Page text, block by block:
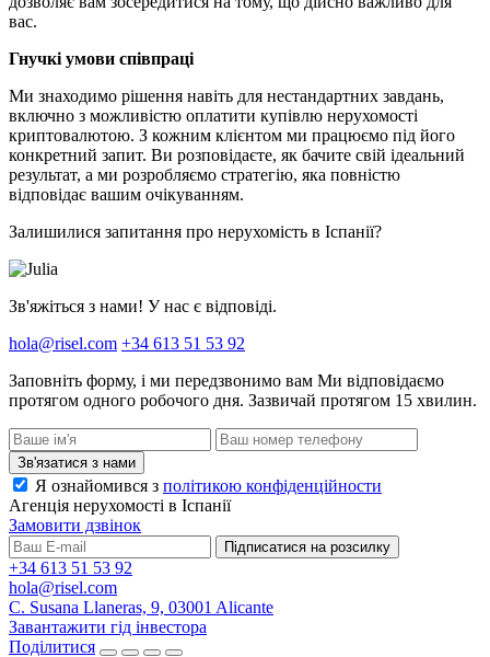
вас.
Гнучкі умови співпраці
Ми знаходимо рішення навіть для нестандартних завдань,
включно з можливістю оплатити купівлю нерухомості
криптовалютою. З кожним клієнтом ми працюємо під його
конкретний запит. Ви розповідаєте, як бачите свій ідеальний
результат, а ми розробляємо стратегію, яка повністю
відповідає вашим очікуванням.
Залишилися запитання про нерухомість в Іспанії?
Зв'яжіться з нами! У нас є відповіді.
hola@risel.com +34 613 51 53 92
Заповніть форму, і ми передзвонимо вам Ми відповідаємо
протягом одного робочого дня. Зазвичай протягом 15 хвилин.
Зв'язатися з нами
Я ознайомився з політикою конфіденційности
Агенція нерухомості в Іспанії
Замовити дзвінок
Підписатися на розсилку
+34 613 51 53 92
hola@risel.com
C. Susana Llaneras, 9, 03001 Alicante
Завантажити гід інвестора
Поділитися